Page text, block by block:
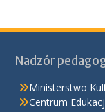
Nadzór
Ministerstwo
Centrum